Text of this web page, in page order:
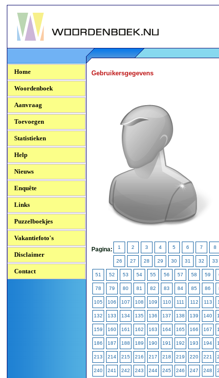
Woordenboek.NU
Home
Woordenboek
Aanvraag
Toevoegen
Statistieken
Help
Nieuws
Enquête
Links
Puzzelboekjes
Vakantiefoto's
Disclaimer
Contact
Gebruikersgegevens
Pagina: 1 2 3 4 5 6 7 8
26 27 28 29 30 31 32 33
51 52 53 54 55 56 57 58 59
78 79 80 81 82 83 84 85 86
105 106 107 108 109 110 111 112 113
132 133 134 135 136 137 138 139 140
159 160 161 162 163 164 165 166 167
186 187 188 189 190 191 192 193 194
213 214 215 216 217 218 219 220 221
240 241 242 243 244 245 246 247 248